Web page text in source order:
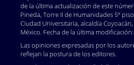
de la última actualización de este
Pineda, Torre II de Humanidades 5º
Ciudad Universitaria, alcaldía
México. Fecha de la última
Las opiniones expresadas por los
reflejan la postura de los editores.